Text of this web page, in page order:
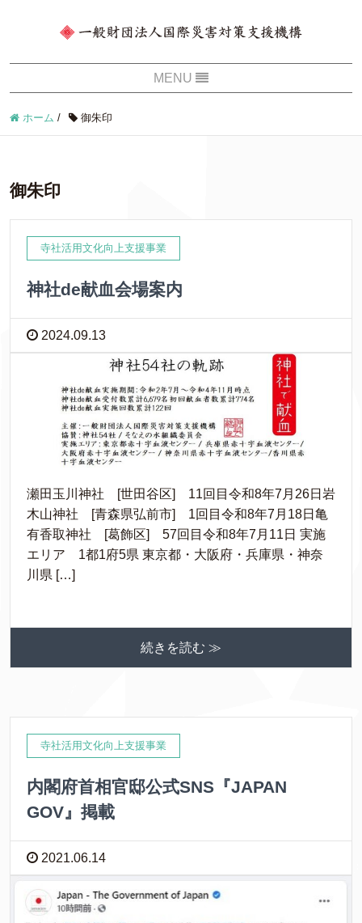
ホーム / 御朱印
御朱印
寺社活用文化向上支援事業
神社de献血会場案内
2024.09.13
瀬田玉川神社 [世田谷区] 11回目令和8年7月26日岩
木山神社 [青森県弘前市] 1回目令和8年7月18日亀
有香取神社 [葛飾区] 57回目令和8年7月11日 実施
エリア 1都1府5県 東京都・大阪府・兵庫県・神奈
川県 […]
続きを読む ≫
寺社活用文化向上支援事業
内閣府首相官邸公式SNS『JAPAN
GOV』掲載
2021.06.14